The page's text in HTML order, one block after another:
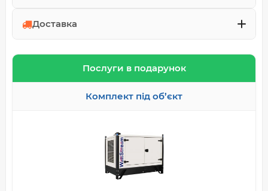
Доставка
Послуги в подарунок
Комплект під об’єкт